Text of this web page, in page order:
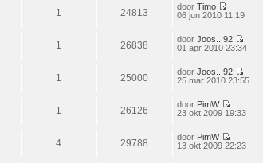
1 24813
door Timo
Bekijk
06 jun 2010 11:19
1 26838
door Joos...92
Bekijk
01 apr 2010 23:34
1 25000
door Joos...92
Bekijk
25 mar 2010 23:55
1 26126
door PimW
Bekijk
23 okt 2009 19:33
4 29788
door PimW
Bekijk
13 okt 2009 22:23